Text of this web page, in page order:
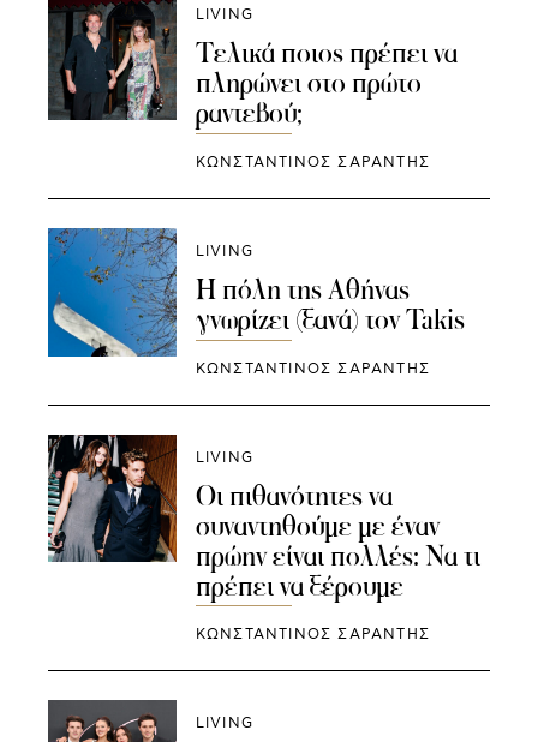
LIVING
Τελικά ποιος πρέπει να
πληρώνει στο πρώτο
ραντεβού;
ΚΩΝΣΤΑΝΤΙΝΟΣ ΣΑΡΑΝΤΗΣ
LIVING
Η πόλη της Αθήνας
γνωρίζει (ξανά) τον Takis
ΚΩΝΣΤΑΝΤΙΝΟΣ ΣΑΡΑΝΤΗΣ
LIVING
Οι πιθανότητες να
συναντηθούμε με έναν
πρώην είναι πολλές: Να τι
πρέπει να ξέρουμε
ΚΩΝΣΤΑΝΤΙΝΟΣ ΣΑΡΑΝΤΗΣ
LIVING